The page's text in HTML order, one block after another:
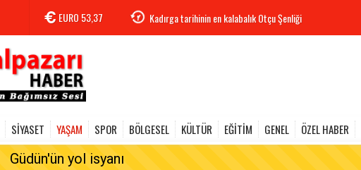
EURO53,37 Kadırga tarihinin en kalabalık Otçu Şenliği
SİYASET YAŞAM SPOR BÖLGESEL KÜLTÜR EĞİTİM GENEL ÖZEL HABER
Güdün'ün yol isyanı